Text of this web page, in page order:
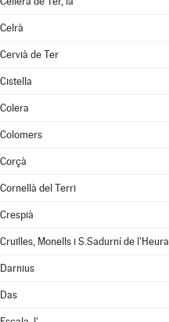
Celrà
Cervià de Ter
Cistella
Colera
Colomers
Corçà
Cornellà del Terri
Crespià
Cruïlles, Monells i S.Sadurní de l'Heura
Darnius
Das